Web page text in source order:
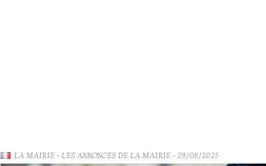
LA MAIRIE- LES ANNONCES DE LA MAIRIE- 29/08/2025